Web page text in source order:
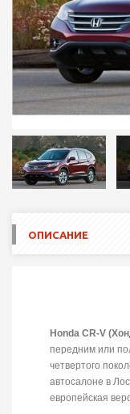
ОПИСАНИЕ
Honda CR-V
передним или
четвертого
автосалоне в
европейская